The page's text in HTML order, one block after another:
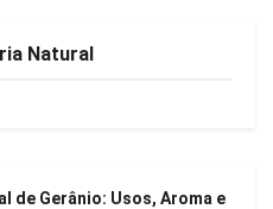
Natural
de Gerânio: Usos, Aroma e